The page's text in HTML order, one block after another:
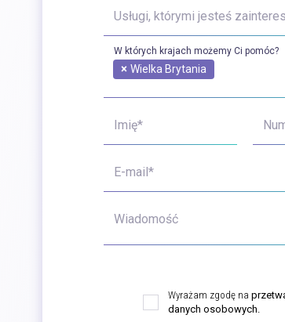
Usługi, którymi jesteś
W których krajach możemy Ci pomóc?
× Wielka Brytania
Imię*
E-mail*
Wiadomość
Wyrażam zgodę na
danych osobowych.